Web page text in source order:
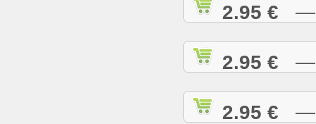
2.95 € —
2.95 € —
2.95 € —